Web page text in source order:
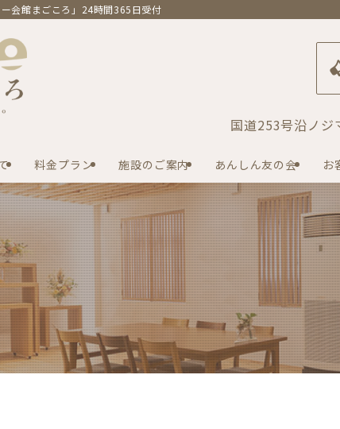
会館まごころ」24時間365日受付
料金プラン 施設のご案内 あんしん友の会 お
国道253号沿ノ